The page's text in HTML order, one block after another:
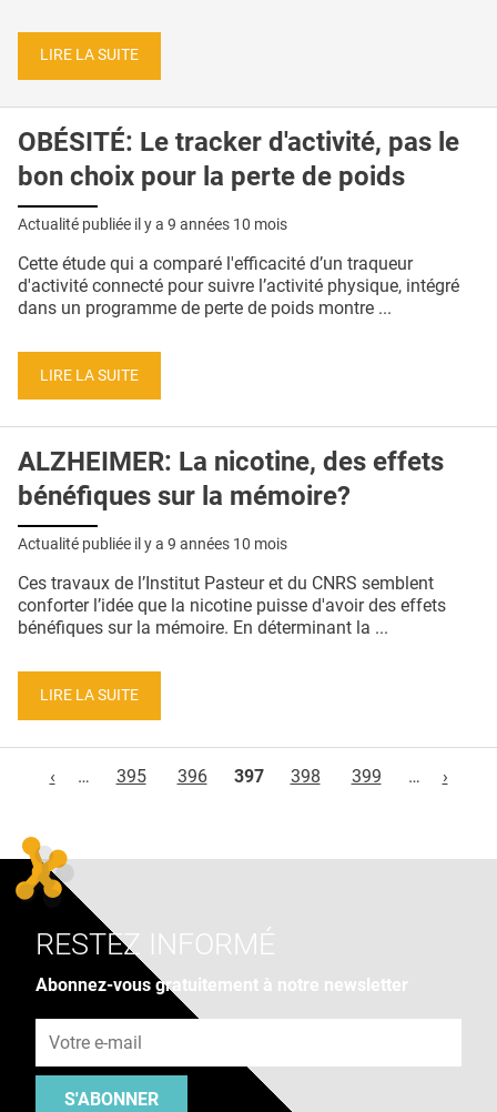
LIRE LA SUITE
OBÉSITÉ: Le tracker d'activité, pas le
bon choix pour la perte de poids
Actualité publiée il y a 9 années 10 mois
Cette étude qui a comparé l'efficacité d’un traqueur
d'activité connecté pour suivre l’activité physique, intégré
dans un programme de perte de poids montre ...
LIRE LA SUITE
ALZHEIMER: La nicotine, des effets
bénéfiques sur la mémoire?
Actualité publiée il y a 9 années 10 mois
Ces travaux de l’Institut Pasteur et du CNRS semblent
conforter l’idée que la nicotine puisse d'avoir des effets
bénéfiques sur la mémoire. En déterminant la ...
LIRE LA SUITE
‹
… 395 396 397 398 399 … ›
RESTEZ INFORMÉ
Abonnez-vous gratuitement à notre newsletter
S'ABONNER